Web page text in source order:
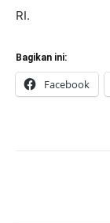
RI.
Bagikan ini:
Facebook